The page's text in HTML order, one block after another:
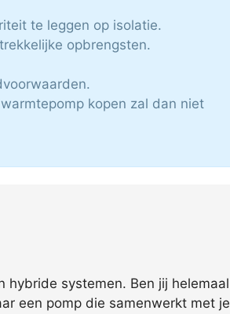
te leggen op isolatie.
opbrengsten.
kopen zal dan niet
systemen. Ben jij helemaal
een pomp die samenwerkt met je